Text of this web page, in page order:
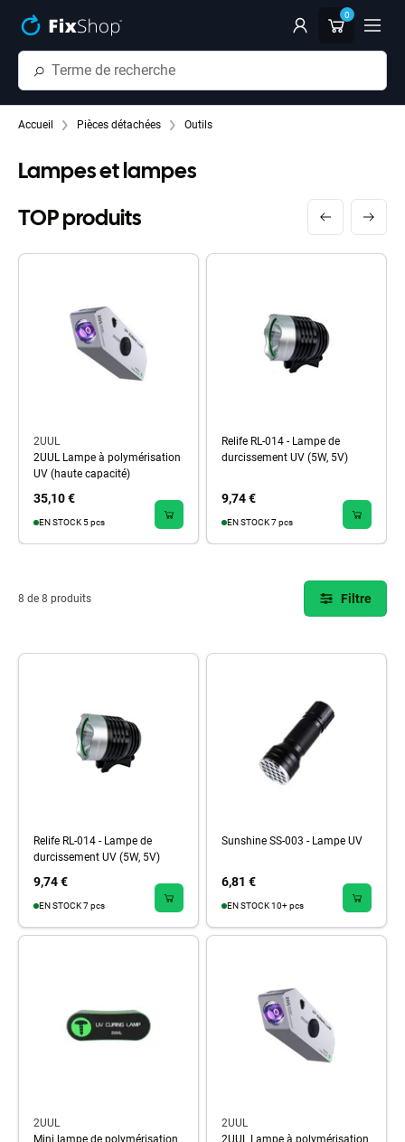
0
Accueil Pièces détachées Outils
Lampes et lampes
TOP produits
2UUL
2UUL Lampe à polymérisation
UV (haute capacité)
35,10 €
EN STOCK 5 pcs
Relife RL-014 - Lampe de
durcissement UV (5W, 5V)
9,74 €
EN STOCK 7 pcs
8 de 8 produits Filtre
Relife RL-014 - Lampe de
durcissement UV (5W, 5V)
9,74 €
EN STOCK 7 pcs
Sunshine SS-003 - Lampe UV
6,81 €
EN STOCK 10+ pcs
2UUL
Mini lampe de polymérisation
2UUL
2UUL Lampe à polymérisation